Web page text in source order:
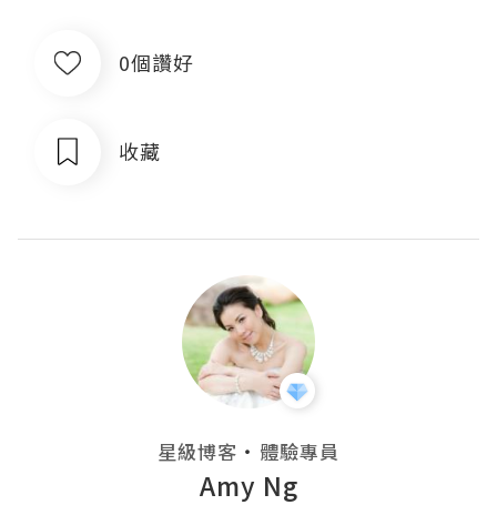
0個讚好
收藏
星級博客 ・ 體驗專員
Amy Ng